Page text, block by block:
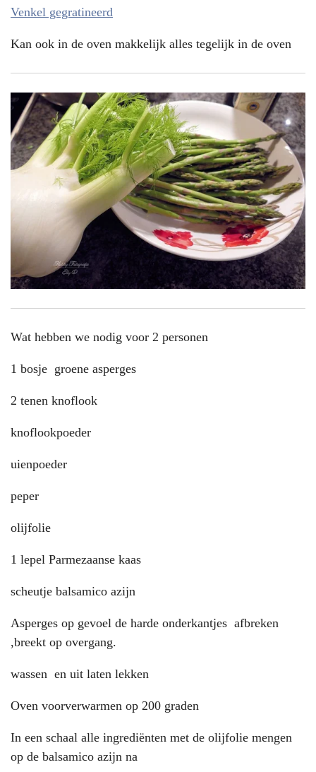
Venkel gegratineerd
Kan ook in de oven makkelijk alles tegelijk in de oven
Wat hebben we nodig voor 2 personen
1 bosje groene asperges
2 tenen knoflook
knoflookpoeder
uienpoeder
peper
olijfolie
1 lepel Parmezaanse kaas
scheutje balsamico azijn
Asperges op gevoel de harde onderkantjes afbreken
,breekt op overgang.
wassen en uit laten lekken
Oven voorverwarmen op 200 graden
In een schaal alle ingrediënten met de olijfolie mengen
op de balsamico azijn na